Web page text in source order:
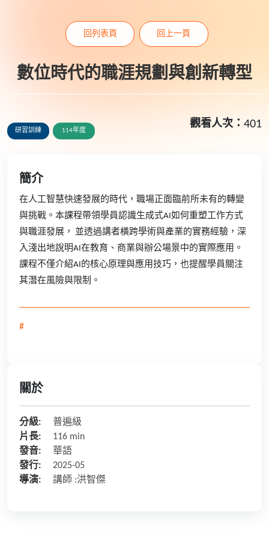
數位時代的職涯規劃與創新轉型
回列表頁 回上一頁
研習訓練 114年度
觀看人次： 401
簡介
在人工智慧快速發展的時代，職場正面臨前所未有的轉變
與挑戰。本課程帶領學員認識生成式AI如何重塑工作方式
與職涯發展， 並透過講者橫跨學術與產業的實務經驗，深
入淺出地說明AI在教育、商業與辦公場景中的實際應用。
課程不僅介紹AI的核心原理與應用技巧，也提醒學員關注
其潛在風險與限制。
#
關於
分級:
普遍級
片長:
116 min
發音:
華語
發行:
2025-05
導演:
講師 :洪智傑